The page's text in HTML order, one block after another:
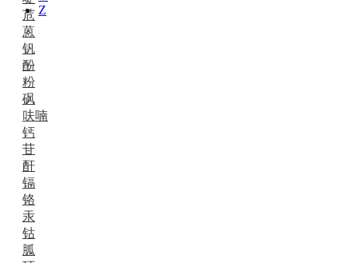
Z
苊
蒽
钒
酚
粉
砜
呋喃
钙
苷
酐
镉
铬
汞
钴
胍